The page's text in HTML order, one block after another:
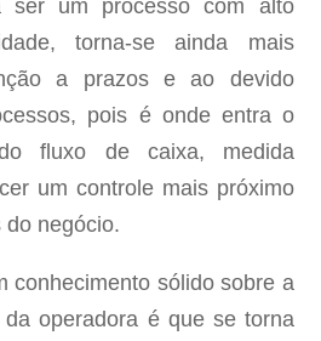
ser um processo com alto
torna-se ainda mais
a prazos e ao devido
pois é onde entra o
do fluxo de caixa, medida
um controle mais próximo
do negócio.
conhecimento sólido sobre a
da operadora é que se torna